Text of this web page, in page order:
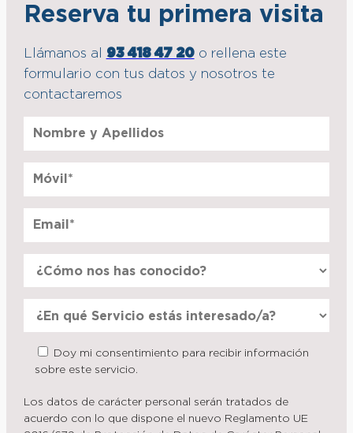
Reserva tu primera visita
Llámanos al 93 418 47 20o rellena este
formulario con tus datos y nosotros te
contactaremos
Doy mi consentimiento para recibir información
sobre este servicio.
Los datos de carácter personal serán tratados de
acuerdo con lo que dispone el nuevo Reglamento UE